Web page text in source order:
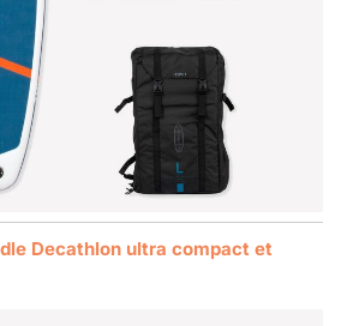
Decathlon ultra compact et